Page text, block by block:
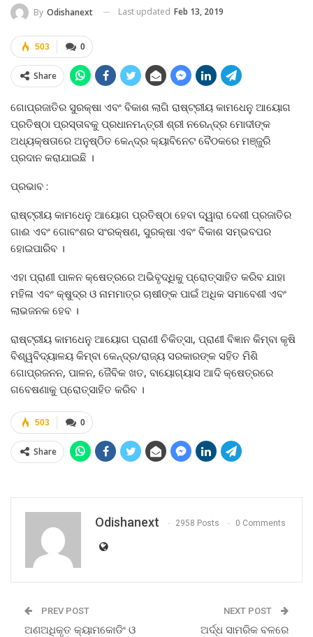
By Odishanext Last updated Feb 13, 2019
0
503
Share
ଗୋପ୍ରଜାତିର ସୁରକ୍ଷା ଏବଂ ବିକାଶ ଲାଗି ରାଷ୍ଟ୍ରୀୟ କାମଧେନୁ ଆୟୋଗ
ପ୍ରତିଷ୍ଠା ପ୍ରସ୍ତାବକୁ ପ୍ରଧାନମନ୍ତ୍ରୀ ଶ୍ରୀ ନରେନ୍ଦ୍ର ମୋଦୀଙ୍କ
ଅଧ୍ୟକ୍ଷତାରେ ଅନୁଷ୍ଠିତ କେନ୍ଦ୍ର କ୍ୟାବିନେଟ ବୈଠକରେ ମଞ୍ଜୁରି
ପ୍ରଦାନ କରାଯାଇଛି ।
ପ୍ରଭାବ :
ରାଷ୍ଟ୍ରୀୟ କାମଧେନୁ ଆୟୋଗ ପ୍ରତିଷ୍ଠା ହେବା ଦ୍ୱାରା ଦେଶୀ ପ୍ରଜାତିର
ଗାଈ ଏବଂ ଗୋବଂଶର ସଂରକ୍ଷଣ, ସୁରକ୍ଷା ଏବଂ ବିକାଶ ସମ୍ଭବପର
ହୋଇପାରିବ ।
ଏହା ପ୍ରାଣୀ ପାଳନ କ୍ଷେତ୍ରରେ ଅଭିବୃଦ୍ଧିକୁ ପ୍ରୋତ୍ସାହିତ କରିବ ଯାହା
ମହିଳା ଏବଂ କ୍ଷୁଦ୍ର ଓ ନାମମାତ୍ର ଚାଷୀଙ୍କ ପାଇଁ ଅଧିକ ସମାବେଶୀ ଏବଂ
ଲାଭଜନକ ହେବ ।
ରାଷ୍ଟ୍ରୀୟ କାମଧେନୁ ଆୟୋଗ ପ୍ରାଣୀ ଚିକିତ୍ସା, ପ୍ରାଣୀ ବିଜ୍ଞାନ କିମ୍ବା କୃଷି
ବିଶ୍ୱବିଦ୍ୟାଳୟ କିମ୍ବା କେନ୍ଦ୍ର/ରାଜ୍ୟ ସରକାରଙ୍କ ସହିତ ମିଶି
ଗୋପ୍ରଜନନ, ପାଳନ, ଜୈବିକ ଖତ, ବାୟୋଗ୍ୟାସ ଆଦି କ୍ଷେତ୍ରରେ
ଗବେଷଣାକୁ ପ୍ରୋତ୍ସାହିତ କରିବ ।
0
503
Share
Odishanext 2958 Posts 0 Comments
PREV POST
ଅଣଅଧିକୃତ କ୍ୟାମକୋଡିଂ ଓ
NEXT POST
ଅର୍ଦ୍ଧ ସାମରିକ ବଳରେ